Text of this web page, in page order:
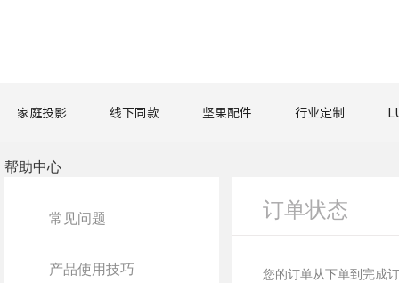
家庭投影 线下同款 坚果配件 行业定制
帮助中心
常见问题
产品使用技巧
订单状态
您的订单从下单到完成